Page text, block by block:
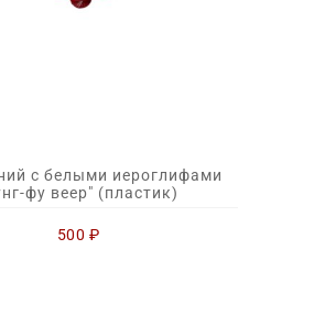
с белыми иероглифами
фу веер" (пластик)
500 ₽